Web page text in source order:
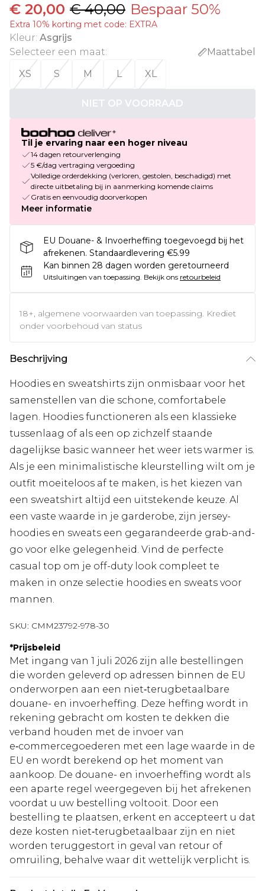
€ 20,00 € 40,00 Bespaar 50%
Extra 10% korting met code: EXTRA
Kleur: Asgrijs
Selecteer een maat:
Maattabel
XS
S M L XL
NIET OP VOORRAAD
Til je ervaring naar een hoger niveau
14 dagen retourverlenging
5 €/dag vertraging vergoeding
Volledige orderdekking (verloren, gestolen, beschadigd) met
directe uitbetaling bij in aanmerking komende claims
Gratis en eenvoudig doorverkopen
Meer informatie
EU Douane- & Invoerheffing toegevoegd bij het
afrekenen. Standaardlevering €5.99
Kan binnen 28 dagen worden geretourneerd
Uitsluitingen van toepassing. Bekijk ons retourbeleid
18+, algemene voorwaarden van toepassing. Krediet
onder voorbehoud van status
Beschrijving
Hoodies en sweatshirts zijn onmisbaar voor het
samenstellen van die schone, comfortabele
lagen. Hoodies functioneren als een klassieke
tussenlaag of als een op zichzelf staande
dagelijkse basic wanneer het weer iets warmer is.
Als je een minimalistische kleurstelling wilt om je
outfit moeiteloos af te maken, is het kiezen van
een sweatshirt altijd een uitstekende keuze. Al
een vaste waarde in je garderobe, zijn jersey-
hoodies en sweats een gegarandeerde grab-and-
go voor elke gelegenheid. Vind de perfecte
casual top om je off-duty look compleet te
maken in onze selectie hoodies en sweats voor
mannen.
SKU: CMM23792-978-30
*Prijsbeleid
Met ingang van 1 juli 2026 zijn alle bestellingen
die worden geleverd op adressen binnen de EU
onderworpen aan een niet‑terugbetaalbare
douane- en invoerheffing. Deze heffing wordt in
rekening gebracht om kosten te dekken die
verband houden met de invoer van
e‑commercegoederen met een lage waarde in de
EU en wordt berekend op het moment van
aankoop. De douane- en invoerheffing wordt als
een aparte regel weergegeven bij het afrekenen
voordat u uw bestelling voltooit. Door een
bestelling te plaatsen, erkent en accepteert u dat
deze kosten niet‑terugbetaalbaar zijn en niet
worden teruggestort in geval van retour of
omruiling, behalve waar dit wettelijk verplicht is.